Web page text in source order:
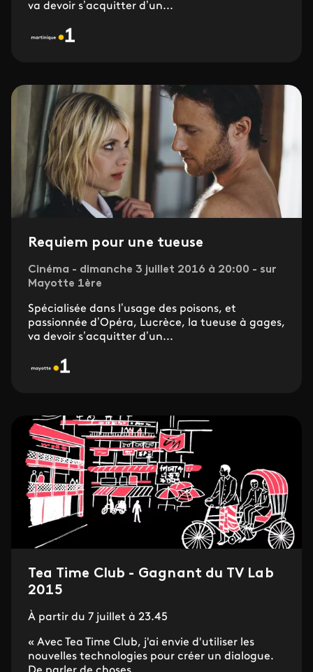
va devoir s’acquitter d’un...
Requiem pour une tueuse
Cinéma - dimanche 3 juillet 2016 à 20:00 - sur
Mayotte 1ère
Spécialisée dans l’usage des poisons, et
passionnée d’Opéra, Lucrèce, la tueuse à gages,
va devoir s’acquitter d’un...
Tea Time Club - Gagnant du TV Lab
2015
À partir du 7 juillet à 23.45
« Avec Tea Time Club, j'ai envie d'utiliser les
nouvelles technologies pour créer un dialogue.